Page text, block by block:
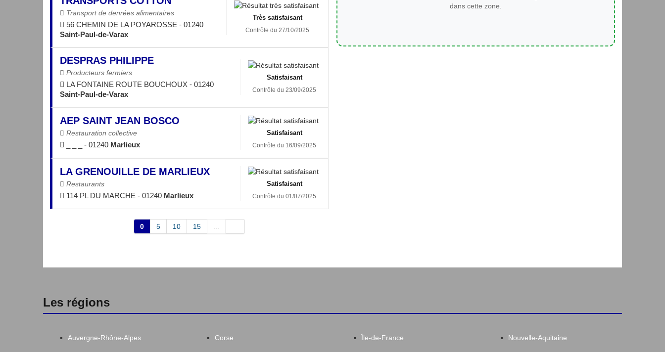
Transport de denrées alimentaires
56 CHEMIN DE LA POYAROSSE - 01240
Saint-Paul-de-Varax
Très satisfaisant
Contrôle du 27/10/2025
DESPRAS PHILIPPE
Producteurs fermiers
LA FONTAINE ROUTE BOUCHOUX - 01240
Saint-Paul-de-Varax
Satisfaisant
Contrôle du 23/09/2025
AEP SAINT JEAN BOSCO
Restauration collective
_ _ _ - 01240 Marlieux
Satisfaisant
Contrôle du 16/09/2025
LA GRENOUILLE DE MARLIEUX
Restaurants
114 PL DU MARCHE - 01240 Marlieux
Satisfaisant
Contrôle du 01/07/2025
0 5 10 15
dans cette zone.
Les régions
Auvergne-Rhône-Alpes Corse Île-de-France Nouvelle-Aquitaine